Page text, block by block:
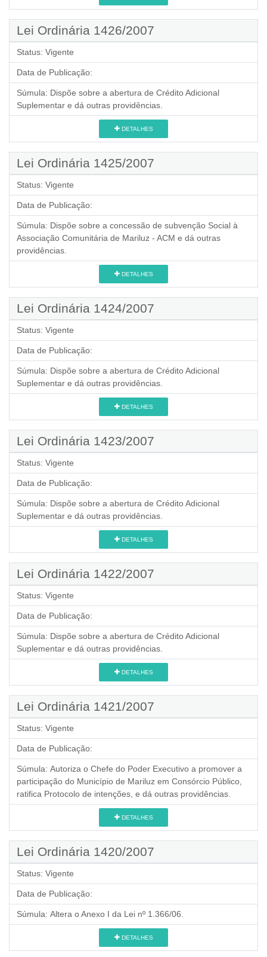
Lei Ordinária 1426/2007
Status: Vigente
Data de Publicação:
Súmula: Dispõe sobre a abertura de Crédito Adicional
Suplementar e dá outras providências.
DETALHES
Lei Ordinária 1425/2007
Status: Vigente
Data de Publicação:
Súmula: Dispõe sobre a concessão de subvenção Social à
Associação Comunitária de Mariluz - ACM e dá outras
providências.
DETALHES
Lei Ordinária 1424/2007
Status: Vigente
Data de Publicação:
Súmula: Dispõe sobre a abertura de Crédito Adicional
Suplementar e dá outras providências.
DETALHES
Lei Ordinária 1423/2007
Status: Vigente
Data de Publicação:
Súmula: Dispõe sobre a abertura de Crédito Adicional
Suplementar e dá outras providências.
DETALHES
Lei Ordinária 1422/2007
Status: Vigente
Data de Publicação:
Súmula: Dispõe sobre a abertura de Crédito Adicional
Suplementar e dá outras providências.
DETALHES
Lei Ordinária 1421/2007
Status: Vigente
Data de Publicação:
Súmula: Autoriza o Chefe do Poder Executivo a promover a
participação do Município de Mariluz em Consórcio Público,
ratifica Protocolo de intenções, e dá outras providências.
DETALHES
Lei Ordinária 1420/2007
Status: Vigente
Data de Publicação:
Súmula: Altera o Anexo I da Lei nº 1.366/06.
DETALHES